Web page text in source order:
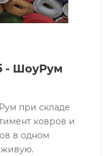
- ШоуРум
при складе
ковров и
в одном